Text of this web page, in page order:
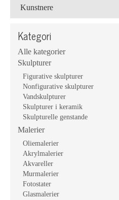
Kunstnere
Kategori
Alle kategorier
Skulpturer
Figurative skulpturer
Nonfigurative skulpturer
Vandskulpturer
Skulpturer i keramik
Skulpturelle genstande
Malerier
Oliemalerier
Akrylmalerier
Akvareller
Murmalerier
Fotostater
Glasmalerier